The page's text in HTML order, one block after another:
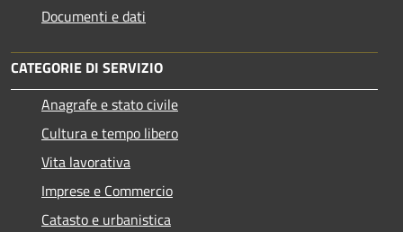
Documenti e dati
CATEGORIE DI SERVIZIO
Anagrafe e stato civile
Cultura e tempo libero
Vita lavorativa
Imprese e Commercio
Catasto e urbanistica